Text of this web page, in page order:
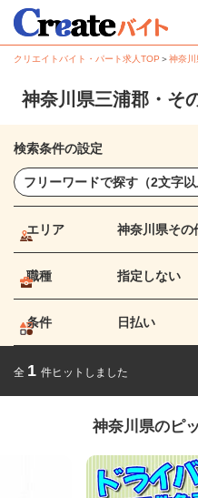
クリエイトバイト・パート求人TOP ＞神奈川
神奈川県三浦郡・そ
検索条件の設定
エリア 神奈川県その
職種 指定しない
条件 日払い
全 1 件ヒットしました
神奈川県のピ